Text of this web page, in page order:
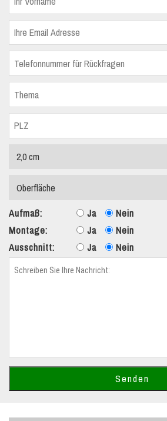
Aufmaß: Ja
Nein
Montage:
Ja
Nein
Ausschnitt:
Ja Nein